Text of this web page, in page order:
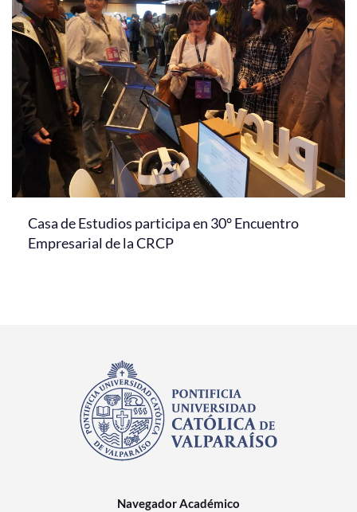
Casa de Estudios participa en 30° Encuentro
Empresarial de la CRCP
Navegador Académico